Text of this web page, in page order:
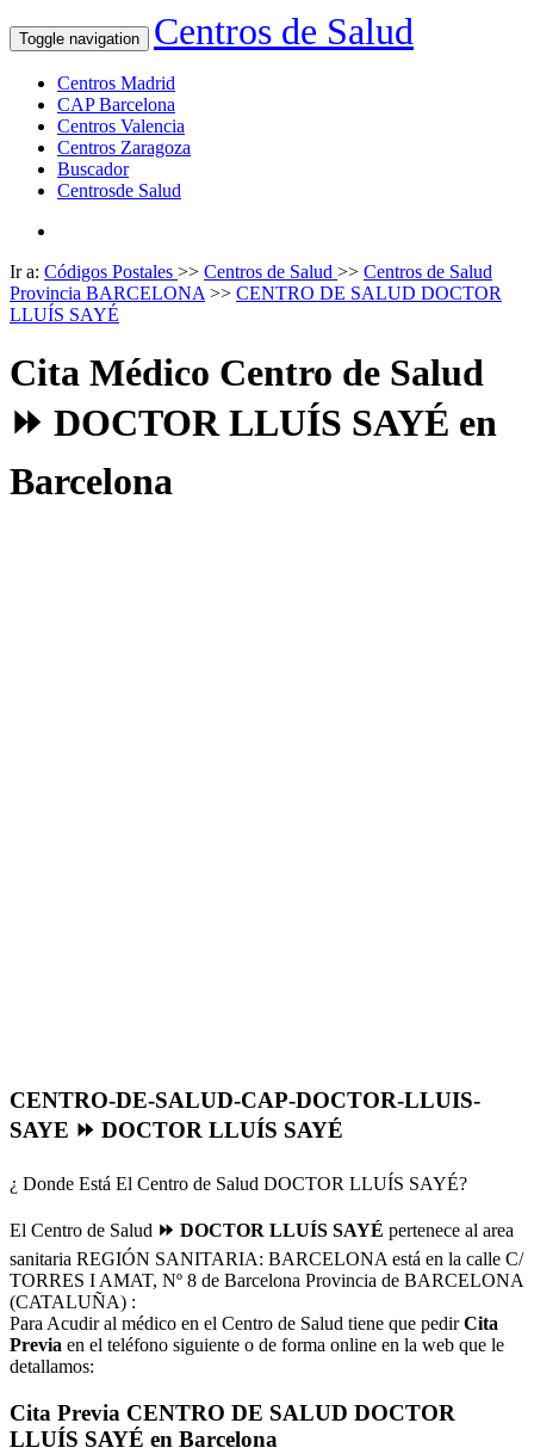
Toggle navigation Centros de Salud
Centros Madrid
CAP Barcelona
Centros Valencia
Centros Zaragoza
Buscador
Centrosde Salud
Ir a: Códigos Postales >> Centros de Salud >> Centros de Salud
Provincia BARCELONA >> CENTRO DE SALUD DOCTOR
LLUÍS SAYÉ
Cita Médico Centro de Salud
⏩ DOCTOR LLUÍS SAYÉ en
Barcelona
CENTRO-DE-SALUD-CAP-DOCTOR-LLUIS-
SAYE ⏩ DOCTOR LLUÍS SAYÉ
¿ Donde Está El Centro de Salud DOCTOR LLUÍS SAYÉ?
El Centro de Salud ⏩ DOCTOR LLUÍS SAYÉ pertenece al area
sanitaria REGIÓN SANITARIA: BARCELONA está en la calle C/
TORRES I AMAT, Nº 8 de Barcelona Provincia de BARCELONA
(CATALUÑA) :
Para Acudir al médico en el Centro de Salud tiene que pedirCita
Previa en el teléfono siguiente o de forma online en la web que le
detallamos:
Cita Previa CENTRO DE SALUD DOCTOR
LLUÍS SAYÉ en Barcelona